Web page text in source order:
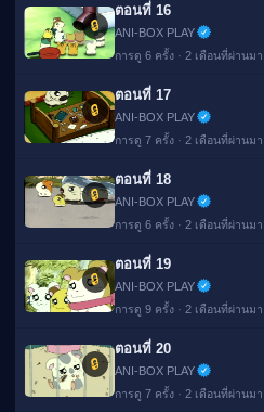
🔒
ตอนที่ 16
ANI-BOX PLAY
การดู 6 ครั้ง · 2 เดือนที่ผ่านมา
🔒
ตอนที่ 17
ANI-BOX PLAY
การดู 7 ครั้ง · 2 เดือนที่ผ่านมา
🔒
ตอนที่ 18
ANI-BOX PLAY
การดู 6 ครั้ง · 2 เดือนที่ผ่านมา
🔒
ตอนที่ 19
ANI-BOX PLAY
การดู 9 ครั้ง · 2 เดือนที่ผ่านมา
🔒
ตอนที่ 20
ANI-BOX PLAY
การดู 7 ครั้ง · 2 เดือนที่ผ่านมา